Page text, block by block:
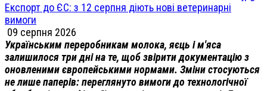
Експорт до ЄС: з 12 серпня діють нові ветеринарні
вимоги
09 серпня 2026
Українським переробникам молока, яєць і м'яса
залишилося три дні на те, щоб звірити документацію з
оновленими європейськими нормами. Зміни стосуються
не лише паперів: переглянуто вимоги до технологічної